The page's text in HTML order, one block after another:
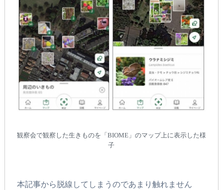
観察会で観察した生きものを「BIOME」のマップ上に表示した様
子
本記事から脱線してしまうのであまり触れません